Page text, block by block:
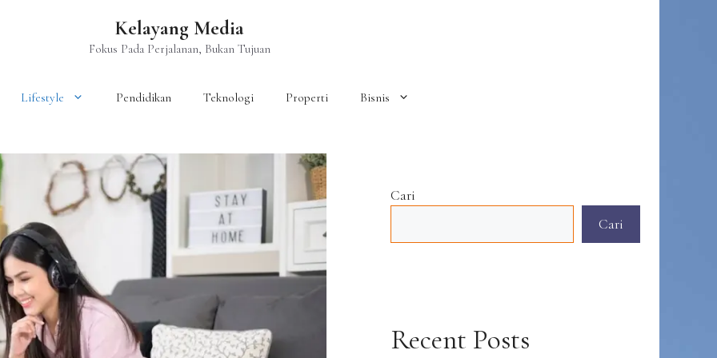
Kelayang Media
Fokus Pada Perjalanan, Bukan Tujuan
Lifestyle Pendidikan Teknologi Properti Bisnis
Cari
Cari
Recent Posts